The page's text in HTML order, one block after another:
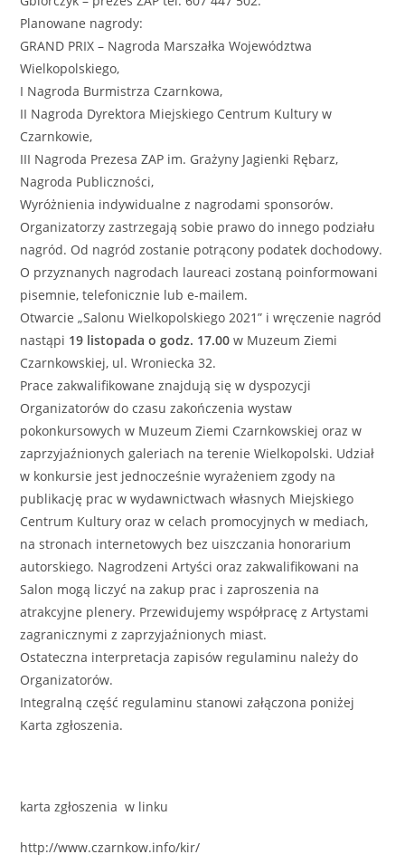
Planowane nagrody:
GRAND PRIX – Nagroda Marszałka Województwa
Wielkopolskiego,
I Nagroda Burmistrza Czarnkowa,
II Nagroda Dyrektora Miejskiego Centrum Kultury w
Czarnkowie,
III Nagroda Prezesa ZAP im. Grażyny Jagienki Rębarz,
Nagroda Publiczności,
Wyróżnienia indywidualne z nagrodami sponsorów.
Organizatorzy zastrzegają sobie prawo do innego podziału
nagród. Od nagród zostanie potrącony podatek dochodowy.
O przyznanych nagrodach laureaci zostaną poinformowani
pisemnie, telefonicznie lub e-mailem.
Otwarcie „Salonu Wielkopolskiego 2021” i wręczenie nagród
nastąpi 19 listopada o godz. 17.00 w Muzeum Ziemi
Czarnkowskiej, ul. Wroniecka 32.
Prace zakwalifikowane znajdują się w dyspozycji
Organizatorów do czasu zakończenia wystaw
pokonkursowych w Muzeum Ziemi Czarnkowskiej oraz w
zaprzyjaźnionych galeriach na terenie Wielkopolski. Udział
w konkursie jest jednocześnie wyrażeniem zgody na
publikację prac w wydawnictwach własnych Miejskiego
Centrum Kultury oraz w celach promocyjnych w mediach,
na stronach internetowych bez uiszczania honorarium
autorskiego. Nagrodzeni Artyści oraz zakwalifikowani na
Salon mogą liczyć na zakup prac i zaproszenia na
atrakcyjne plenery. Przewidujemy współpracę z Artystami
zagranicznymi z zaprzyjaźnionych miast.
Ostateczna interpretacja zapisów regulaminu należy do
Organizatorów.
Integralną część regulaminu stanowi załączona poniżej
Karta zgłoszenia.
karta zgłoszenia w linku
http://www.czarnkow.info/kir/